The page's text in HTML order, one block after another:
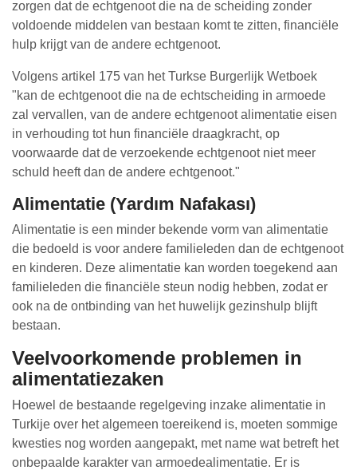
zorgen dat de echtgenoot die na de scheiding zonder
voldoende middelen van bestaan komt te zitten, financiële
hulp krijgt van de andere echtgenoot.
Volgens artikel 175 van het Turkse Burgerlijk Wetboek
"kan de echtgenoot die na de echtscheiding in armoede
zal vervallen, van de andere echtgenoot alimentatie eisen
in verhouding tot hun financiële draagkracht, op
voorwaarde dat de verzoekende echtgenoot niet meer
schuld heeft dan de andere echtgenoot."
Alimentatie (Yardım Nafakası)
Alimentatie is een minder bekende vorm van alimentatie
die bedoeld is voor andere familieleden dan de echtgenoot
en kinderen. Deze alimentatie kan worden toegekend aan
familieleden die financiële steun nodig hebben, zodat er
ook na de ontbinding van het huwelijk gezinshulp blijft
bestaan.
Veelvoorkomende problemen in
alimentatiezaken
Hoewel de bestaande regelgeving inzake alimentatie in
Turkije over het algemeen toereikend is, moeten sommige
kwesties nog worden aangepakt, met name wat betreft het
onbepaalde karakter van armoedealimentatie. Er is